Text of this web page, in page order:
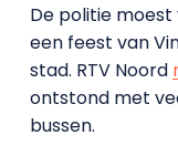
De politie
een feest van
stad. RTV Noord
ontstond met
bussen.